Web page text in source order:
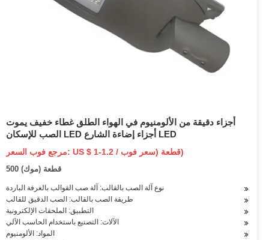
أجزاء دقيقة من الألومنيوم في الهواء الطلق غطاء خفيف يموت
الصب للإسكان LED أجزاء إضاءة الشارع LED
مرجع فوب السعر: US $ 1-1.2 / قطعة (سعر فوب)
500 قطعة (موك)
نوع آلة الصب بالقالب: آلة صب القوالب بالغرفة الباردة
طريقة الصب بالقالب: الصب الدقيق للقالب
التطبيق: الملحقات الإلكترونية
الآلات: التصنيع باستخدام الحاسب الآلي
المواد: الألومنيوم